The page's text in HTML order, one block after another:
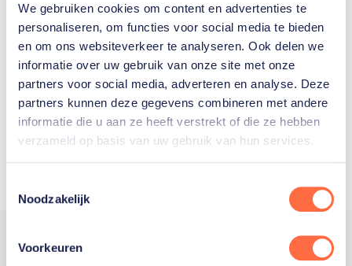
We gebruiken cookies om content en advertenties te
personaliseren, om functies voor social media te bieden
en om ons websiteverkeer te analyseren. Ook delen we
informatie over uw gebruik van onze site met onze
partners voor social media, adverteren en analyse. Deze
partners kunnen deze gegevens combineren met andere
informatie die u aan ze heeft verstrekt of die ze hebben
verzameld op basis van uw gebruik van hun services.
Noodzakelijk
Voorkeuren
Welke Nederlanders hebben er
ooit meegedaan aan de
Olympische Spelen?